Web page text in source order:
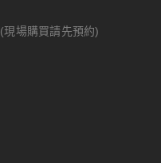
(現場購買請先預約)